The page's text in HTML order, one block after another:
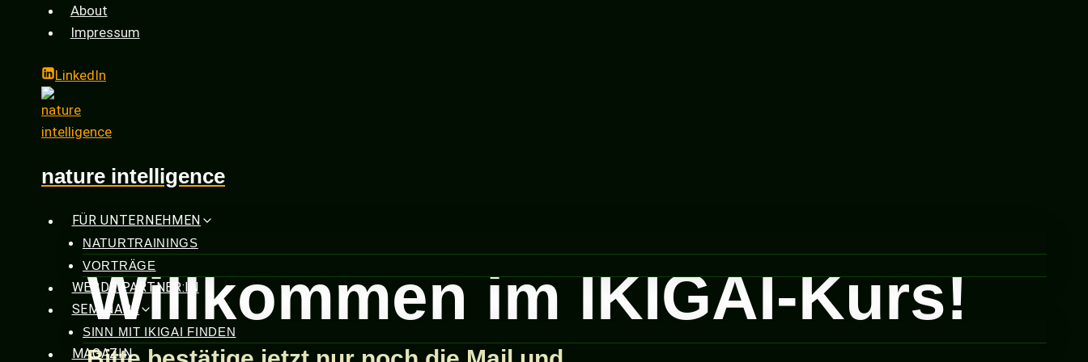
About
Impressum
LinkedIn
nature intelligence
FÜR UNTERNEHMEN
NATURTRAININGS
VORTRÄGE
WERDE PARTNER:IN
SEMINARE
SINN MIT IKIGAI FINDEN
MAGAZIN
Willkommen im IKIGAI-Kurs!